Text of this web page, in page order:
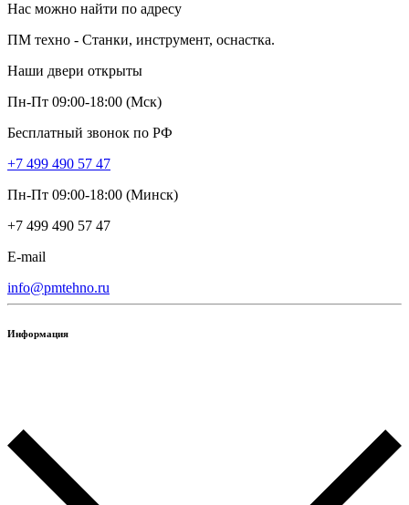
Нас можно найти по адресу
ПМ техно - Станки, инструмент, оснастка.
Наши двери открыты
Пн-Пт 09:00-18:00 (Мск)
Бесплатный звонок по РФ
+7 499 490 57 47
Пн-Пт 09:00-18:00 (Минск)
+7 499 490 57 47
E-mail
info@pmtehno.ru
Информация